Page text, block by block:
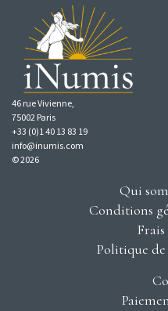
46 rue Vivienne,
75002 Paris
+33 (0)1 40 13 83 19
info@inumis.com
© 2026
Qui
Conditions
Politique